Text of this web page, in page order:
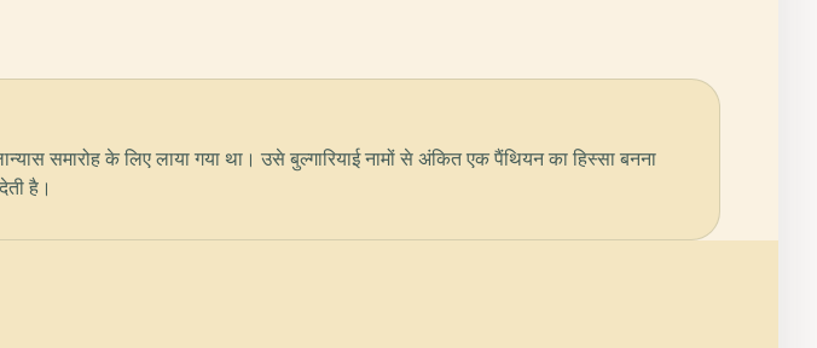
समारोह के लिए लाया गया था। उसे बुल्गारियाई नामों से अंकित एक पैंथियन का हिस्सा बनना
है।